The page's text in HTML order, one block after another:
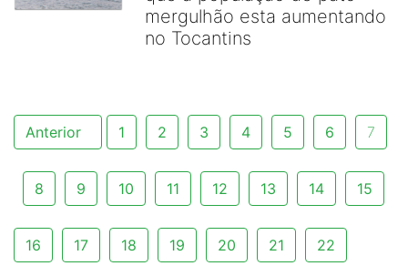
mergulhão esta aumentando
no Tocantins
Anterior 1 2 3 4 5 6 7
8 9 10 11 12 13 14 15
16 17 18 19 20 21 22